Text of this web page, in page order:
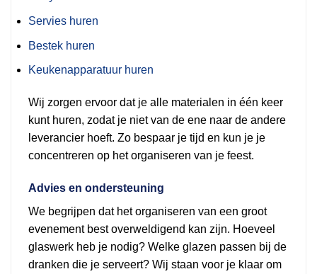
Servies huren
Bestek huren
Keukenapparatuur huren
Wij zorgen ervoor dat je alle materialen in één keer
kunt huren, zodat je niet van de ene naar de andere
leverancier hoeft. Zo bespaar je tijd en kun je je
concentreren op het organiseren van je feest.
Advies en ondersteuning
We begrijpen dat het organiseren van een groot
evenement best overweldigend kan zijn. Hoeveel
glaswerk heb je nodig? Welke glazen passen bij de
dranken die je serveert? Wij staan voor je klaar om